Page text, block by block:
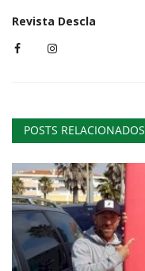
Revista Descla
POSTS RELACIONADOS